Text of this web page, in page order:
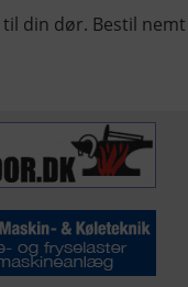
din dør. Bestil